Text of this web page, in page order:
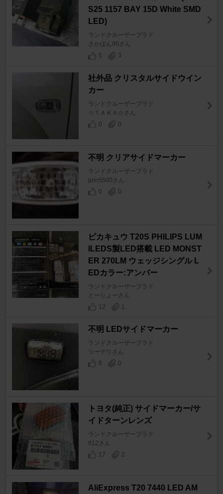
S25 1157 BAY 15D White SMD
LED)
ランドクルーザープラド
さかぽん90さん
5
3
社外品 クリスタルサイドウイン
カー
ランドクルーザープラド
☆ＴＡＫＡ☆さん
0
0
不明 クリアサイドマーカー
ランドクルーザープラド
prin5500さん
0
0
ピカキュウ T20S PHILIPS LUM
ILEDS製LED搭載 LED MONST
ER 270LM ウェッジシングル L
EDカラー:アンバー
ランドクルーザープラド
どーりょーさん
12
1
不明 LEDサイドマーカー
ランドクルーザープラド
ツーデリさん
6
0
トヨタ(純正) サイドマーカー/サ
イドターンレンズ
ランドクルーザープラド
812さん
17
2
AliExpress T20 7440 LED AM